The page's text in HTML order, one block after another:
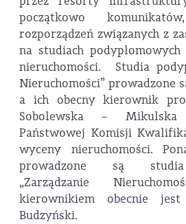
początkowo
rozporządzeń związanych z
na studiach
nieruchomości. Studia
Nieruchomości” prowadzone
a ich obecny kierownik
Sobolewska –
Państwowej Komisji
wyceny nieruchomości.
prowadzone są studia
„Zarządzanie
kierownikiem obecnie
Budzyński.